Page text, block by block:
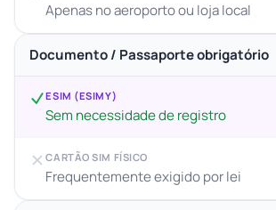
Apenas no aeroporto ou loja local
Documento / Passaporte obrigatório
ESIM (ESIMY)
Sem necessidade de registro
CARTÃO SIM FÍSICO
Frequentemente exigido por lei